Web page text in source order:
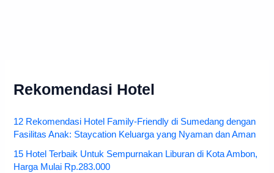
Rekomendasi Hotel
12 Rekomendasi Hotel Family-Friendly di Sumedang dengan
Fasilitas Anak: Staycation Keluarga yang Nyaman dan Aman
15 Hotel Terbaik Untuk Sempurnakan Liburan di Kota Ambon,
Harga Mulai Rp.283.000